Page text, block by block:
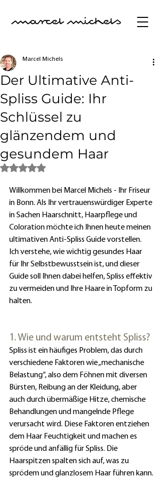
Der Ultimative Anti-
Spliss Guide: Ihr
Schlüssel zu
glänzendem und
gesundem Haar
Marcel Michels
Mit NaN von 5 Sternen bewertet.
Willkommen bei Marcel Michels - Ihr Friseur
in Bonn. Als Ihr vertrauenswürdiger Experte
in Sachen Haarschnitt, Haarpflege und
Coloration möchte ich Ihnen heute meinen
ultimativen Anti-Spliss Guide vorstellen.
Ich verstehe, wie wichtig gesundes Haar
für Ihr Selbstbewusstsein ist, und dieser
Guide soll Ihnen dabei helfen, Spliss effektiv
zu vermeiden und Ihre Haare in Topform zu
halten.
1. Wie und warum entsteht Spliss?
Spliss ist ein häufiges Problem, das durch
verschiedene Faktoren wie „mechanische
Belastung“, also dem Föhnen mit diversen
Bürsten, Reibung an der Kleidung, aber
auch durch übermäßige Hitze, chemische
Behandlungen und mangelnde Pflege
verursacht wird. Diese Faktoren entziehen
dem Haar Feuchtigkeit und machen es
spröde und anfällig für Spliss. Die
Haarspitzen spalten sich auf, was zu
sprödem und glanzlosem Haar führen kann.